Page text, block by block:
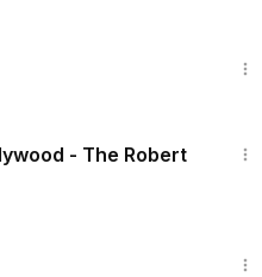
- The Robert